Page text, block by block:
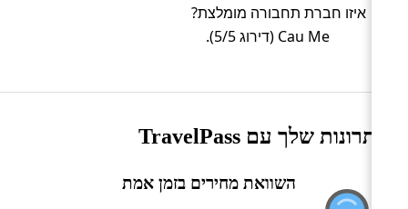
איזו חברת תחבורה מומלצת?
Cau Me (דירוג 5/5).
היתרונות שלך עם TravelPass
השוואת מחירים בזמן אמת